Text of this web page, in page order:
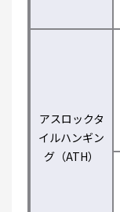
アスロックタ
イルハンギン
グ（ATH）